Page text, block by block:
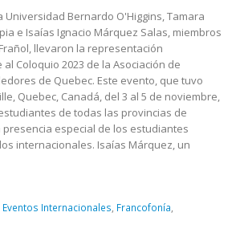
Universidad Bernardo O'Higgins, Tamara
e Isaías Ignacio Márquez Salas, miembros
llevaron la representación
Coloquio 2023 de la Asociación de
de Quebec. Este evento, que tuvo
Quebec, Canadá, del 3 al 5 de noviembre,
de todas las provincias de
presencia especial de los estudiantes
internacionales. Isaías Márquez, un
Eventos Internacionales, Francofonía,